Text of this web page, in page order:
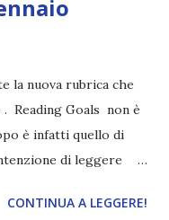
la nuova rubrica che
Reading Goals non è
è infatti quello di
di leggere
le reading
CONTINUA A LEGGERE!